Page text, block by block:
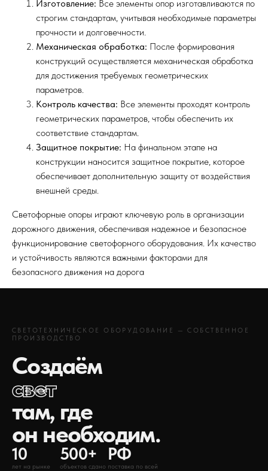
Изготовление: Все элементы опор изготавливаются по
строгим стандартам, учитывая необходимые параметры
прочности и долговечности.
Механическая обработка: После формирования
конструкций осуществляется механическая обработка
для достижения требуемых геометрических
параметров.
Контроль качества: Все элементы проходят контроль
геометрических параметров, чтобы обеспечить их
соответствие стандартам.
Защитное покрытие: На финальном этапе на
конструкции наносится защитное покрытие, которое
обеспечивает дополнительную защиту от воздействия
внешней среды.
Светофорные опоры играют ключевую роль в организации
дорожного движения, обеспечивая надежное и безопасное
функционирование светофорного оборудования. Их качество
и устойчивость являются важными факторами для
безопасного движения на дорога
СВЕТОТЕХНИЧЕСКОЕ ОБОРУДОВАНИЕ — СОБСТВЕННОЕ
ПРОИЗВОДСТВО
Создаём
свет
там, где
он необходим.
10
лет на рынке
500+
объектов сдано
РФ
поставка по всей